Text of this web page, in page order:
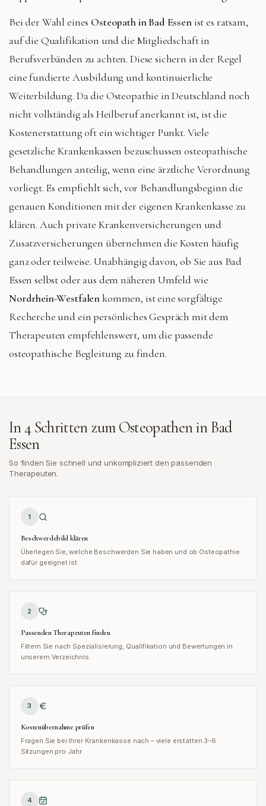
Bei der Wahl eines Osteopath in Bad Essenist es ratsam,
auf die Qualifikation und die Mitgliedschaft in
Berufsverbänden zu achten. Diese sichern in der Regel
eine fundierte Ausbildung und kontinuierliche
Weiterbildung. Da die Osteopathie in Deutschland noch
nicht vollständig als Heilberuf anerkannt ist, ist die
Kostenerstattung oft ein wichtiger Punkt. Viele
gesetzliche Krankenkassen bezuschussen osteopathische
Behandlungen anteilig, wenn eine ärztliche Verordnung
vorliegt. Es empfiehlt sich, vor Behandlungsbeginn die
genauen Konditionen mit der eigenen Krankenkasse zu
klären. Auch private Krankenversicherungen und
Zusatzversicherungen übernehmen die Kosten häufig
ganz oder teilweise. Unabhängig davon, ob Sie aus Bad
Essen selbst oder aus dem näheren Umfeld wie
Nordrhein-Westfalen kommen, ist eine sorgfältige
Recherche und ein persönliches Gespräch mit dem
Therapeuten empfehlenswert, um die passende
osteopathische Begleitung zu finden.
In 4 Schritten zum Osteopathen inBad
Essen
So finden Sie schnell und unkompliziert den passenden
Therapeuten.
1
Beschwerdebild klären
Überlegen Sie, welche Beschwerden Sie haben und ob Osteopathie
dafür geeignet ist.
2
Passenden Therapeuten finden
Filtern Sie nach Spezialisierung, Qualifikation und Bewertungen in
unserem Verzeichnis.
3
Kostenübernahme prüfen
Fragen Sie bei Ihrer Krankenkasse nach – viele erstatten 3–6
Sitzungen pro Jahr.
4